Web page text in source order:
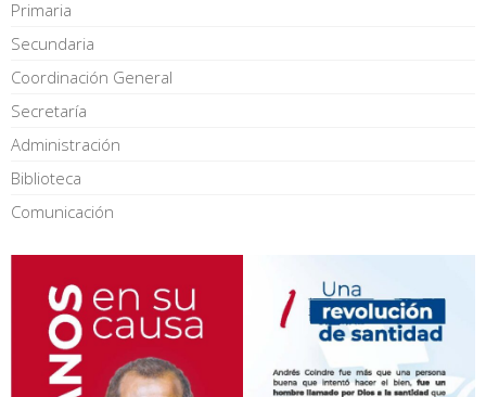
Primaria
Secundaria
Coordinación General
Secretaría
Administración
Biblioteca
Comunicación